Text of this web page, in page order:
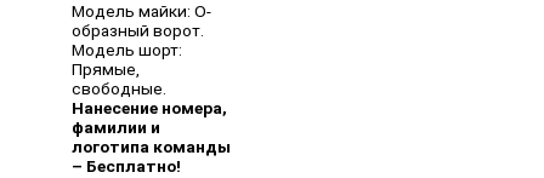
Модель майки: O-
образный ворот.
Модель шорт:
Прямые,
свободные.
Нанесение номера,
фамилии и
логотипа команды
– Бесплатно!